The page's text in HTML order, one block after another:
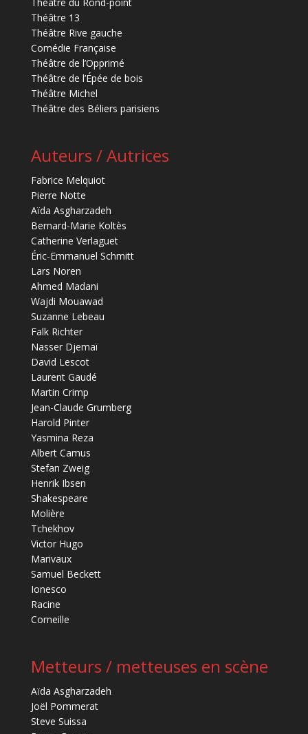
Théâtre 13
Théâtre Rive gauche
Comédie Française
Théâtre de l’Opprimé
Théâtre de l’Épée de bois
Théâtre Michel
Théâtre des Béliers parisiens
Auteurs / Autrices
Fabrice Melquiot
Pierre Notte
Aïda Asgharzadeh
Bernard-Marie Koltès
Catherine Verlaguet
Éric-Emmanuel Schmitt
Lars Noren
Ahmed Madani
Wajdi Mouawad
Suzanne Lebeau
Falk Richter
Nasser Djemaï
David Lescot
Laurent Gaudé
Martin Crimp
Jean-Claude Grumberg
Harold Pinter
Yasmina Reza
Albert Camus
Stefan Zweig
Henrik Ibsen
Shakespeare
Molière
Tchekhov
Victor Hugo
Marivaux
Samuel Beckett
Ionesco
Racine
Corneille
Metteurs / metteuses en scène
Aïda Asgharzadeh
Joël Pommerat
Steve Suissa